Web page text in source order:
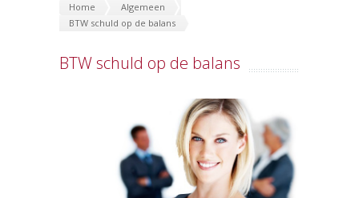
Home
Algemeen
BTW schuld op de balans
BTW schuld op de balans